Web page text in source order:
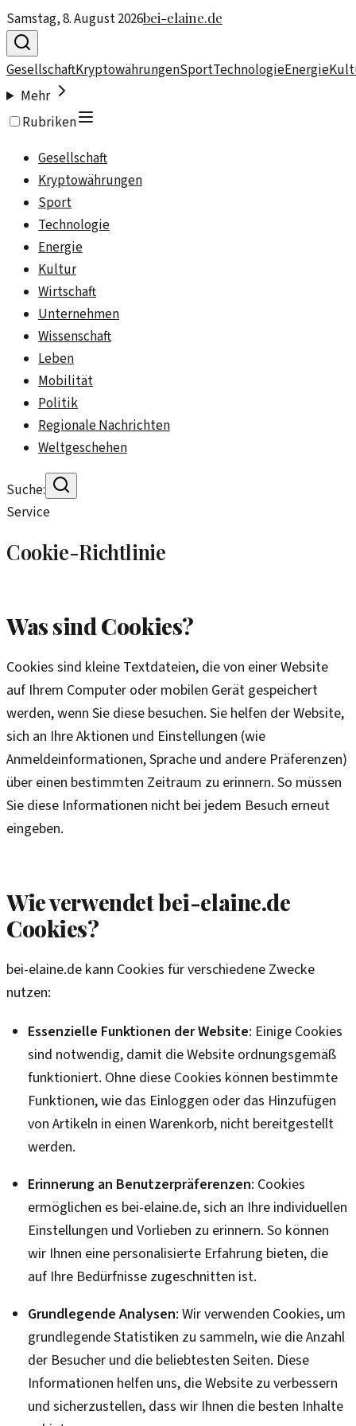
Samstag, 8. August 2026bei-elaine.de
GesellschaftKryptowährungenSportTechnologieEnergie
Mehr
Rubriken
Gesellschaft
Kryptowährungen
Sport
Technologie
Energie
Kultur
Wirtschaft
Unternehmen
Wissenschaft
Leben
Mobilität
Politik
Regionale Nachrichten
Weltgeschehen
Suche:
Service
Cookie-Richtlinie
Was sind Cookies?
Cookies sind kleine Textdateien, die von einer Website
auf Ihrem Computer oder mobilen Gerät gespeichert
werden, wenn Sie diese besuchen. Sie helfen der Website,
sich an Ihre Aktionen und Einstellungen (wie
Anmeldeinformationen, Sprache und andere Präferenzen)
über einen bestimmten Zeitraum zu erinnern. So müssen
Sie diese Informationen nicht bei jedem Besuch erneut
eingeben.
Wie verwendet bei-elaine.de
Cookies?
bei-elaine.de kann Cookies für verschiedene Zwecke
nutzen:
Essenzielle Funktionen der Website: Einige Cookies
sind notwendig, damit die Website ordnungsgemäß
funktioniert. Ohne diese Cookies können bestimmte
Funktionen, wie das Einloggen oder das Hinzufügen
von Artikeln in einen Warenkorb, nicht bereitgestellt
werden.
Erinnerung an Benutzerpräferenzen: Cookies
ermöglichen es bei-elaine.de, sich an Ihre individuellen
Einstellungen und Vorlieben zu erinnern. So können
wir Ihnen eine personalisierte Erfahrung bieten, die
auf Ihre Bedürfnisse zugeschnitten ist.
Grundlegende Analysen: Wir verwenden Cookies, um
grundlegende Statistiken zu sammeln, wie die Anzahl
der Besucher und die beliebtesten Seiten. Diese
Informationen helfen uns, die Website zu verbessern
und sicherzustellen, dass wir Ihnen die besten Inhalte